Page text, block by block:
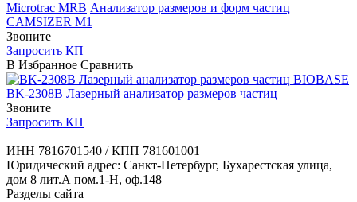
Microtrac MRB Анализатор размеров и форм частиц
CAMSIZER M1
Звоните
Запросить КП
В Избранное Сравнить
BIOBASE
BK-2308B Лазерный анализатор размеров частиц
Звоните
Запросить КП
ИНН 7816701540 / КПП 781601001
Юридический адрес: Санкт-Петербург, Бухарестская улица,
дом 8 лит.А пом.1-Н, оф.148
Разделы сайта